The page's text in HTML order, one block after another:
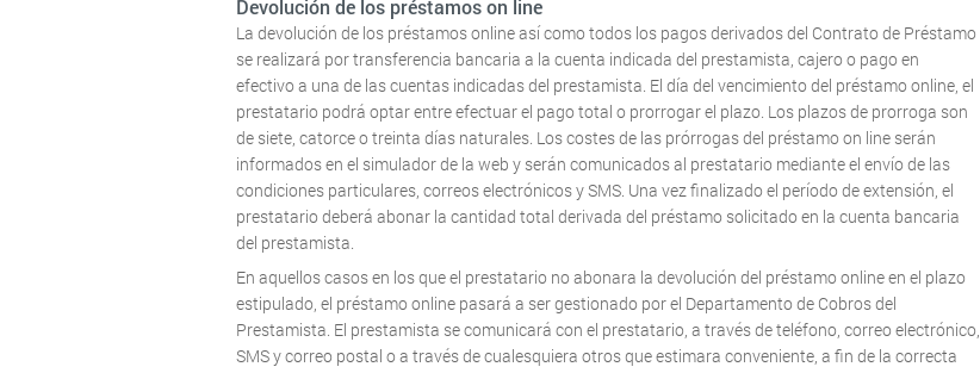
Devolución de los préstamos on line
La devolución de los préstamos online así como todos los pagos derivados del Contrato de Préstamo
se realizará por transferencia bancaria a la cuenta indicada del prestamista, cajero o pago en
efectivo a una de las cuentas indicadas del prestamista. El día del vencimiento del préstamo online, el
prestatario podrá optar entre efectuar el pago total o prorrogar el plazo. Los plazos de prorroga son
de siete, catorce o treinta días naturales. Los costes de las prórrogas del préstamo on line serán
informados en el simulador de la web y serán comunicados al prestatario mediante el envío de las
condiciones particulares, correos electrónicos y SMS. Una vez finalizado el período de extensión, el
prestatario deberá abonar la cantidad total derivada del préstamo solicitado en la cuenta bancaria
del prestamista.
En aquellos casos en los que el prestatario no abonara la devolución del préstamo online en el plazo
estipulado, el préstamo online pasará a ser gestionado por el Departamento de Cobros del
Prestamista. El prestamista se comunicará con el prestatario, a través de teléfono, correo electrónico,
SMS y correo postal o a través de cualesquiera otros que estimara conveniente, a fin de la correcta